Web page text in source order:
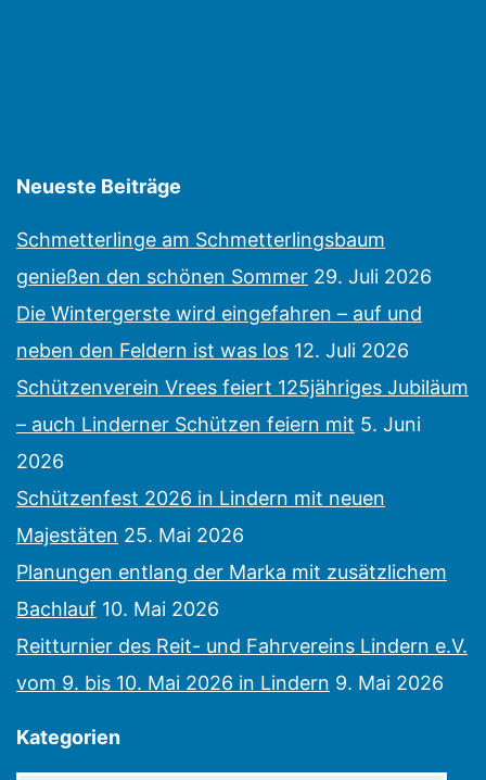
Neueste Beiträge
Schmetterlinge am Schmetterlingsbaum
genießen den schönen Sommer 29. Juli 2026
Die Wintergerste wird eingefahren – auf und
neben den Feldern ist was los 12. Juli 2026
Schützenverein Vrees feiert 125jähriges Jubiläum
– auch Linderner Schützen feiern mit 5. Juni
2026
Schützenfest 2026 in Lindern mit neuen
Majestäten 25. Mai 2026
Planungen entlang der Marka mit zusätzlichem
Bachlauf 10. Mai 2026
Reitturnier des Reit- und Fahrvereins Lindern e.V.
vom 9. bis 10. Mai 2026 in Lindern 9. Mai 2026
Kategorien